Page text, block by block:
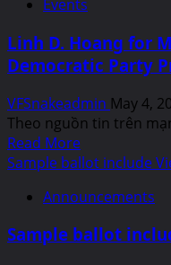
thành
phố
Fairfax
Vào
ngày
26
5
năm
2019
Hello
Events
Linh D. Hoang for
Democratic Party
VFSnakeadmin May 4,
Theo nguồn tin trên
Read MoreRead
more
Linh
Hoang
Sample ballot include
Announcements
Sample ballot